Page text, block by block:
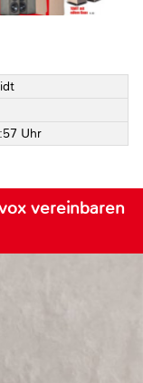
Uhr
vereinbaren